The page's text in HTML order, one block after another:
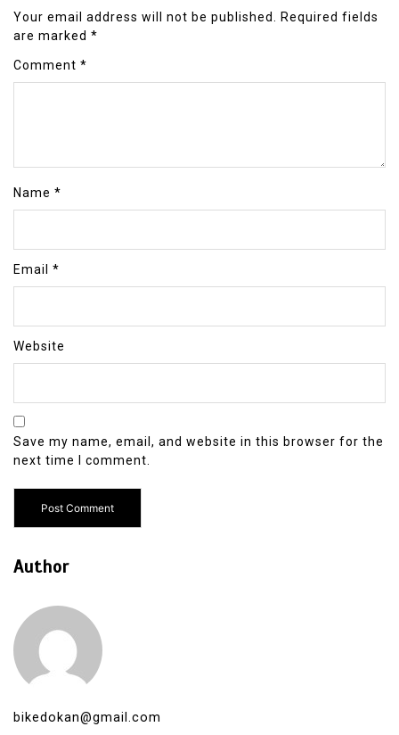
Your email address will not be published.
Required fields
are marked *
Comment *
Name *
Email *
Website
Save my name, email, and website in this browser for the
next time I comment.
Author
bikedokan@gmail.com